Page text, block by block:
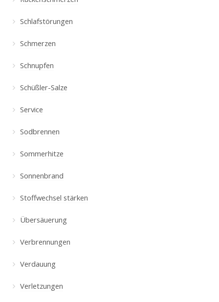
Schlafstörungen
Schmerzen
Schnupfen
Schüßler-Salze
Service
Sodbrennen
Sommerhitze
Sonnenbrand
Stoffwechsel stärken
Übersäuerung
Verbrennungen
Verdauung
Verletzungen